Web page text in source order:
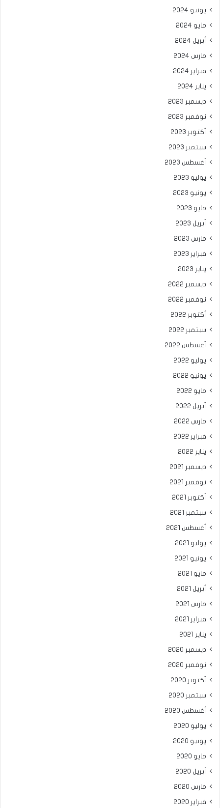
يونيو 2024
مايو 2024
أبريل 2024
مارس 2024
فبراير 2024
يناير 2024
ديسمبر 2023
نوفمبر 2023
أكتوبر 2023
سبتمبر 2023
أغسطس 2023
يوليو 2023
يونيو 2023
مايو 2023
أبريل 2023
مارس 2023
فبراير 2023
يناير 2023
ديسمبر 2022
نوفمبر 2022
أكتوبر 2022
سبتمبر 2022
أغسطس 2022
يوليو 2022
يونيو 2022
مايو 2022
أبريل 2022
مارس 2022
فبراير 2022
يناير 2022
ديسمبر 2021
نوفمبر 2021
أكتوبر 2021
سبتمبر 2021
أغسطس 2021
يوليو 2021
يونيو 2021
مايو 2021
أبريل 2021
مارس 2021
فبراير 2021
يناير 2021
ديسمبر 2020
نوفمبر 2020
أكتوبر 2020
سبتمبر 2020
أغسطس 2020
يوليو 2020
يونيو 2020
مايو 2020
أبريل 2020
مارس 2020
فبراير 2020